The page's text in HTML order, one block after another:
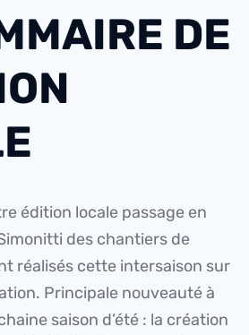
DE
édition locale passage en
des chantiers de
réalisés cette intersaison sur
Principale nouveauté à
saison d’été : la création